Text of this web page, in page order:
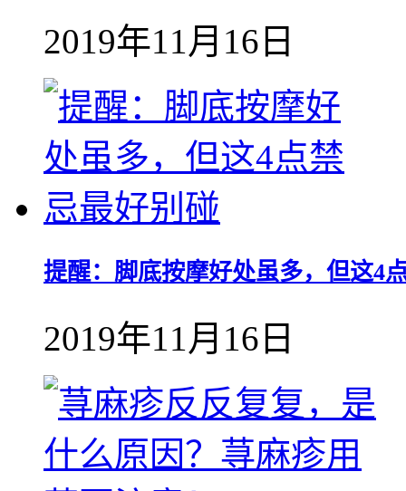
2019年11月16日
提醒：脚底按摩好处虽多，但这4
2019年11月16日